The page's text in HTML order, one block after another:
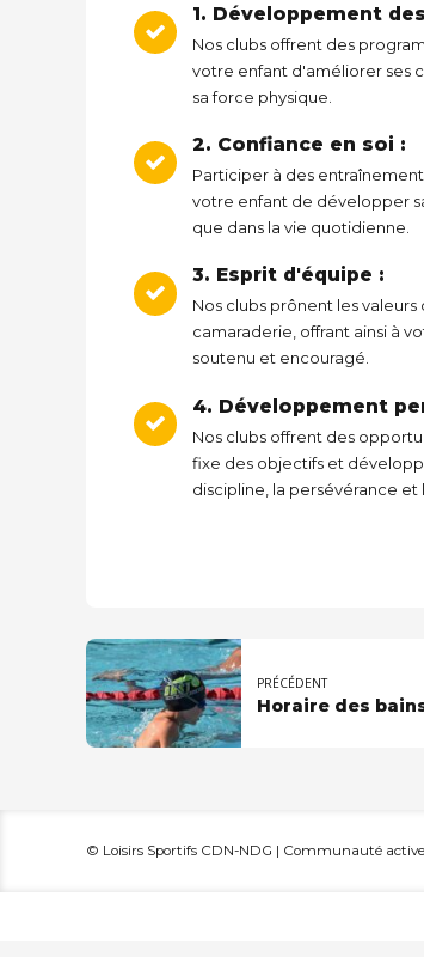
1. Développement
Nos clubs offrent des
votre enfant d'améliorer ses
sa force physique.
2. Confiance en soi :
Participer à des
votre enfant de développer
que dans la vie quotidienne.
3. Esprit d'équipe :
Nos clubs prônent les
camaraderie, offrant ainsi à
soutenu et encouragé.
4. Développement
Nos clubs offrent des
fixe des objectifs et
discipline, la persévérance et
PRÉCÉDENT
Horaire des
© Loisirs Sportifs CDN-NDG | Communauté active